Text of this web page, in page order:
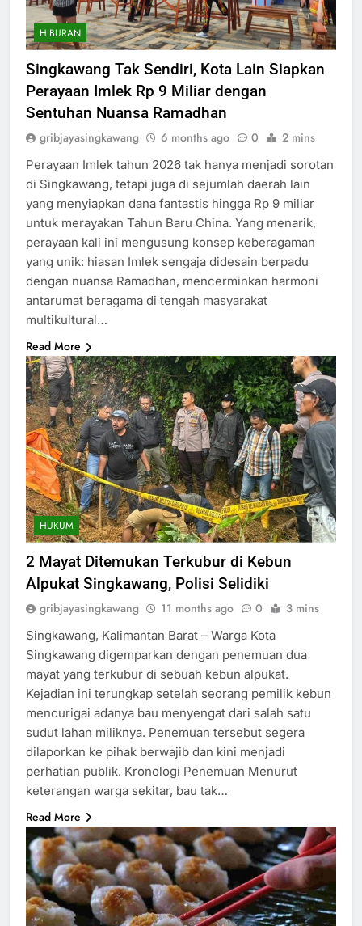
HIBURAN
Singkawang Tak Sendiri, Kota Lain Siapkan
Perayaan Imlek Rp 9 Miliar dengan
Sentuhan Nuansa Ramadhan
gribjayasingkawang 6 months ago 0 2 mins
Perayaan Imlek tahun 2026 tak hanya menjadi sorotan
di Singkawang, tetapi juga di sejumlah daerah lain
yang menyiapkan dana fantastis hingga Rp 9 miliar
untuk merayakan Tahun Baru China. Yang menarik,
perayaan kali ini mengusung konsep keberagaman
yang unik: hiasan Imlek sengaja didesain berpadu
dengan nuansa Ramadhan, mencerminkan harmoni
antarumat beragama di tengah masyarakat
multikultural…
Read More
HUKUM
2 Mayat Ditemukan Terkubur di Kebun
Alpukat Singkawang, Polisi Selidiki
gribjayasingkawang 11 months ago 0 3 mins
Singkawang, Kalimantan Barat – Warga Kota
Singkawang digemparkan dengan penemuan dua
mayat yang terkubur di sebuah kebun alpukat.
Kejadian ini terungkap setelah seorang pemilik kebun
mencurigai adanya bau menyengat dari salah satu
sudut lahan miliknya. Penemuan tersebut segera
dilaporkan ke pihak berwajib dan kini menjadi
perhatian publik. Kronologi Penemuan Menurut
keterangan warga sekitar, bau tak…
Read More